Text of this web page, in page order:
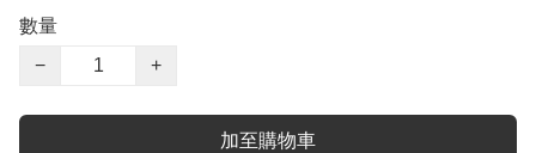
數量
−
+
加至購物車